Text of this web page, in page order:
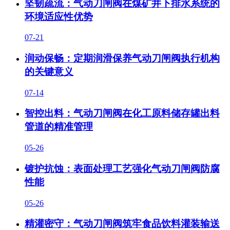
坚韧疏流：气动刀闸阀在煤矿井下排水系统的
环境适应性优势
07-21
润动保畅：定期润滑保养气动刀闸阀执行机构
的关键意义
07-14
智控出料：气动刀闸阀在化工原料储存罐出料
管道的精准管理
05-26
镀护抗蚀：表面处理工艺强化气动刀闸阀防腐
性能
05-26
精灌密守：气动刀闸阀筑牢食品饮料灌装输送